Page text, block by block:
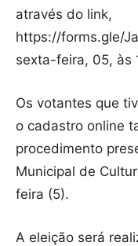
através do link,
https://forms.gle/
sexta-feira, 05, às
Os votantes que
o cadastro online
procedimento
Municipal de
feira (5).
A eleição será